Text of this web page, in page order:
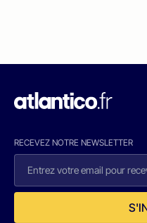
RECEVEZ NOTRE NEWSLETTER